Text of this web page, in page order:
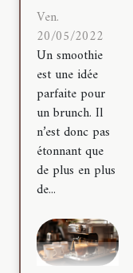
Ven.
20/05/2022
Un smoothie
est une idée
parfaite pour
un brunch. Il
n’est donc pas
étonnant que
de plus en plus
de...